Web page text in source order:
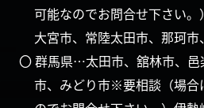
可能なのでお問合せ下さい
大宮市、常陸太田市、那珂
〇 群馬県…太田市、舘林市、邑
市、みどり市※要相談（場合